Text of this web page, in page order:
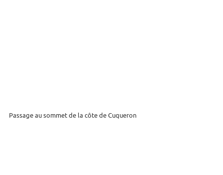
Passage au sommet de la côte de Cuqueron